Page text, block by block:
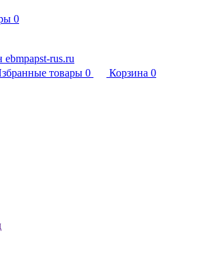
0
товары 0 Корзина 0